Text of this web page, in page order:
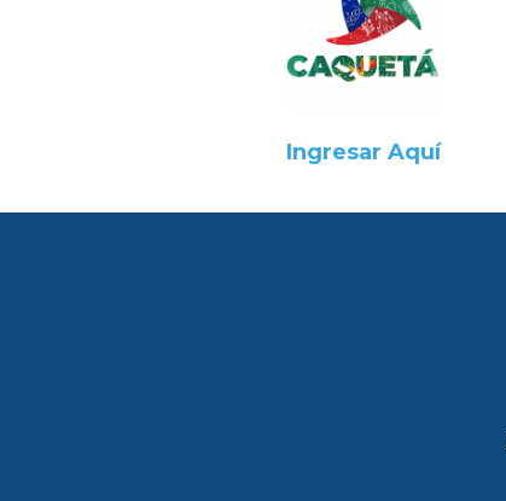
Ingresar Aquí